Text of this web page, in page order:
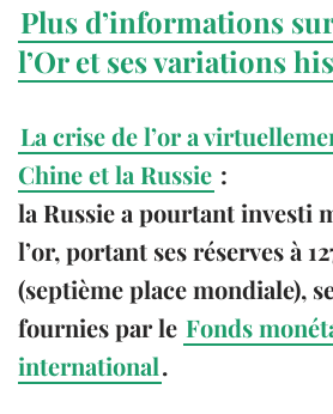
Plus d’informations
l’Or et ses variations
La crise de l’or a
Chine et la Russie :
la Russie a pourtant investi
l’or, portant ses réserves à
(septième place mondiale),
fournies par le Fonds
international.